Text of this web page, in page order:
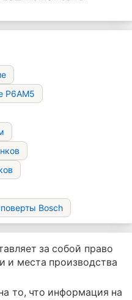
Р6АМ5
Bosch
за собой право
и места производства
то, что информация на